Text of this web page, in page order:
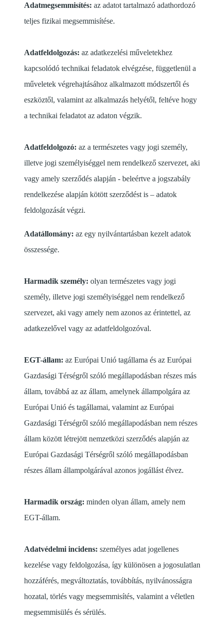
Adatmegsemmisítés: az adatot tartalmazó adathordozó
teljes fizikai megsemmisítése.
Adatfeldolgozás: az adatkezelési műveletekhez
kapcsolódó technikai feladatok elvégzése, függetlenül a
műveletek végrehajtásához alkalmazott módszertől és
eszköztől, valamint az alkalmazás helyétől, feltéve hogy
a technikai feladatot az adaton végzik.
Adatfeldolgozó: az a természetes vagy jogi személy,
illetve jogi személyiséggel nem rendelkező szervezet, aki
vagy amely szerződés alapján - beleértve a jogszabály
rendelkezése alapján kötött szerződést is – adatok
feldolgozását végzi.
Adatállomány: az egy nyilvántartásban kezelt adatok
összessége.
Harmadik személy: olyan természetes vagy jogi
személy, illetve jogi személyiséggel nem rendelkező
szervezet, aki vagy amely nem azonos az érintettel, az
adatkezelővel vagy az adatfeldolgozóval.
EGT-állam: az Európai Unió tagállama és az Európai
Gazdasági Térségről szóló megállapodásban részes más
állam, továbbá az az állam, amelynek állampolgára az
Európai Unió és tagállamai, valamint az Európai
Gazdasági Térségről szóló megállapodásban nem részes
állam között létrejött nemzetközi szerződés alapján az
Európai Gazdasági Térségről szóló megállapodásban
részes állam állampolgárával azonos jogállást élvez.
Harmadik ország: minden olyan állam, amely nem
EGT-állam.
Adatvédelmi incidens: személyes adat jogellenes
kezelése vagy feldolgozása, így különösen a jogosulatlan
hozzáférés, megváltoztatás, továbbítás, nyilvánosságra
hozatal, törlés vagy megsemmisítés, valamint a véletlen
megsemmisülés és sérülés.